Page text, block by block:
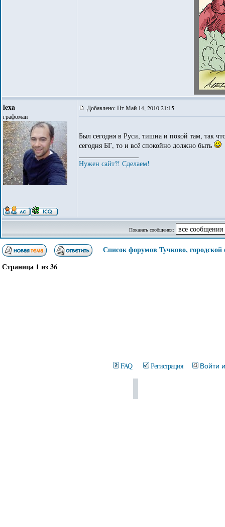
lexa
графоман
Добавлено: Пт Май 14, 2010 21:15
Был сегодня в Руси, тишна и покой там, так
сегодня БГ, то и всё спокойно должно быть
Нужен сайт?! Сделаем!
Показать сообщения:
Список форумов Тучково,
Страница 1 из36
FAQ Регистрация Войти